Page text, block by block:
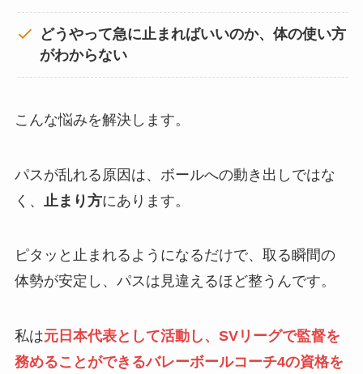
どうやって急に止まればいいのか、体の使い方
がわからない
こんな悩みを解決します。
パスが乱れる原因は、ボールへの動き出しではな
く、
止まり方にあります。
ピタッと止まれるようになるだけで、取る瞬間の
体勢が安定し、パスは見違えるほど整うんです。
私は元日本代表として活動し、SVリーグで監督を
務めることができるバレーボールコーチ4の資格を